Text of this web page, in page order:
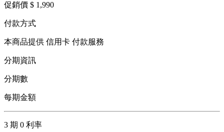
促銷價 $ 1,990
付款方式
本商品提供 信用卡 付款服務
分期資訊
分期數
每期金額
3 期 0 利率